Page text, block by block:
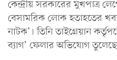
কেন্দ্রীয় সরকারের মুখপাত্র
বেসামরিক লোক হতাহতের
নাটক’। তিনি তাইগ্রেয়ান
ব্যাগ’ ফেলার অভিযোগ